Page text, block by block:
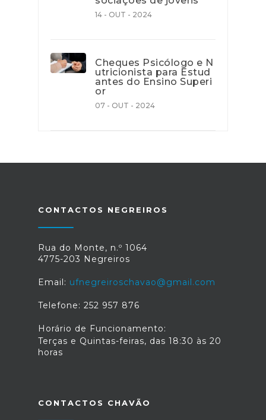
14 - OUT - 2024
Cheques Psicólogo e N
utricionista para Estud
antes do Ensino Superi
or
07 - OUT - 2024
CONTACTOS NEGREIROS
Rua do Monte, n.º 1064
4775-203 Negreiros
Email: ufnegreiroschavao@gmail.com
Telefone: 252 957 876
Horário de Funcionamento:
Terças e Quintas-feiras, das 18:30 às 20
horas
CONTACTOS CHAVÃO